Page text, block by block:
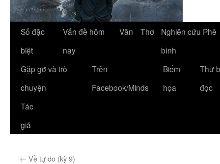
Số đặc
biệt
Vấn đề hôm
nay
Văn Thơ
Nghiên cứu Phê
bình
Gặp gỡ và trò
chuyện
Trên
Facebook/Minds
Biếm
họa
Thư
đọc
Tác
giả
← Về tự do (kỳ 9)